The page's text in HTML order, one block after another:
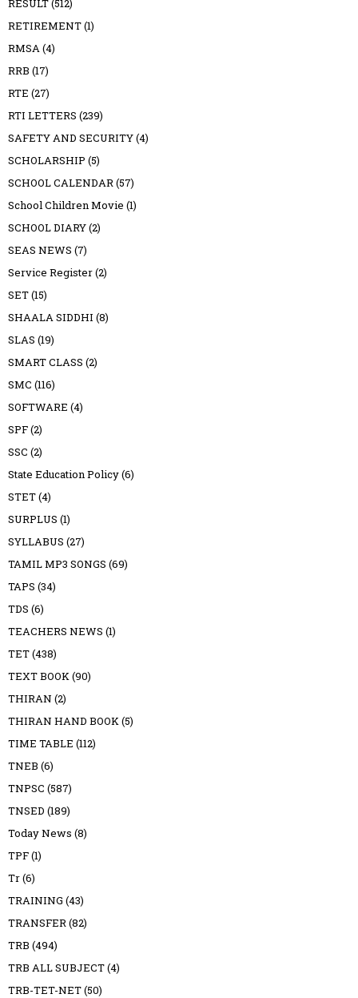
RESULT(512)
RETIREMENT(1)
RMSA(4)
RRB (17)
RTE (27)
RTI LETTERS (239)
SAFETY AND SECURITY(4)
SCHOLARSHIP (5)
SCHOOL CALENDAR(57)
School Children Movie (1)
SCHOOL DIARY(2)
SEAS NEWS (7)
Service Register(2)
SET(15)
SHAALA SIDDHI (8)
SLAS (19)
SMART CLASS (2)
SMC (116)
SOFTWARE (4)
SPF(2)
SSC (2)
State Education Policy(6)
STET(4)
SURPLUS (1)
SYLLABUS (27)
TAMIL MP3 SONGS (69)
TAPS (34)
TDS (6)
TEACHERS NEWS (1)
TET(438)
TEXT BOOK(90)
THIRAN (2)
THIRAN HAND BOOK(5)
TIME TABLE (112)
TNEB (6)
TNPSC (587)
TNSED (189)
Today News (8)
TPF(1)
Tr(6)
TRAINING (43)
TRANSFER(82)
TRB (494)
TRB ALL SUBJECT(4)
TRB-TET-NET(50)